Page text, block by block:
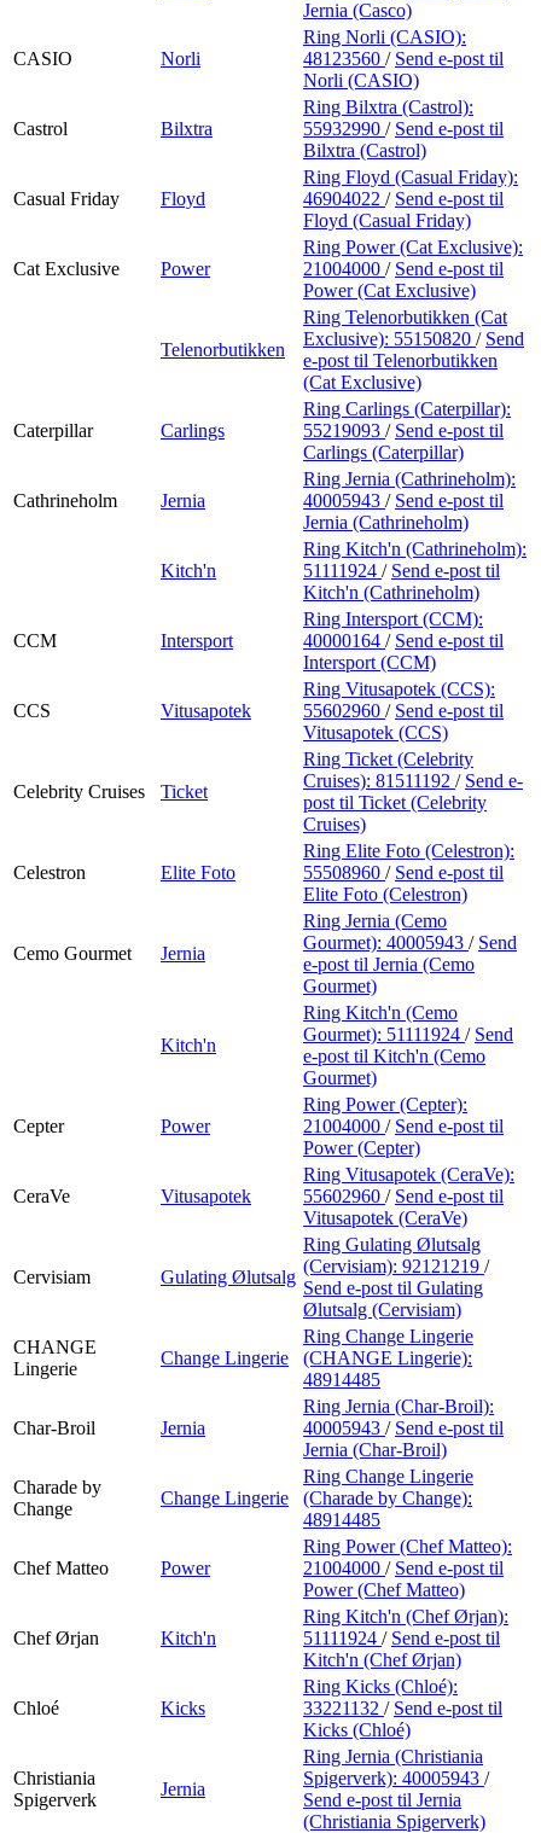
Jernia (Casco)
CASIO Norli
Ring Norli (CASIO):
48123560 / Send e-post til
Norli (CASIO)
Castrol Bilxtra
Ring Bilxtra (Castrol):
55932990 / Send e-post til
Bilxtra (Castrol)
Casual Friday Floyd
Ring Floyd (Casual Friday):
46904022 / Send e-post til
Floyd (Casual Friday)
Cat Exclusive Power
Ring Power (Cat Exclusive):
21004000 / Send e-post til
Power (Cat Exclusive)
Telenorbutikken
Ring Telenorbutikken (Cat
Exclusive): 55150820 / Send
e-post til Telenorbutikken
(Cat Exclusive)
Caterpillar Carlings
Ring Carlings (Caterpillar):
55219093 / Send e-post til
Carlings (Caterpillar)
Cathrineholm Jernia
Ring Jernia (Cathrineholm):
40005943 / Send e-post til
Jernia (Cathrineholm)
Kitch'n
Ring Kitch'n (Cathrineholm):
51111924 / Send e-post til
Kitch'n (Cathrineholm)
CCM Intersport
Ring Intersport (CCM):
40000164 / Send e-post til
Intersport (CCM)
CCS Vitusapotek
Ring Vitusapotek (CCS):
55602960 / Send e-post til
Vitusapotek (CCS)
Celebrity Cruises Ticket
Ring Ticket (Celebrity
Cruises): 81511192 / Send e-
post til Ticket (Celebrity
Cruises)
Celestron Elite Foto
Ring Elite Foto (Celestron):
55508960 / Send e-post til
Elite Foto (Celestron)
Cemo Gourmet Jernia
Ring Jernia (Cemo
Gourmet): 40005943 / Send
e-post til Jernia (Cemo
Gourmet)
Kitch'n
Ring Kitch'n (Cemo
Gourmet): 51111924 / Send
e-post til Kitch'n (Cemo
Gourmet)
Cepter Power
Ring Power (Cepter):
21004000 / Send e-post til
Power (Cepter)
CeraVe Vitusapotek
Ring Vitusapotek (CeraVe):
55602960 / Send e-post til
Vitusapotek (CeraVe)
Cervisiam Gulating Ølutsalg
Ring Gulating Ølutsalg
(Cervisiam): 92121219 /
Send e-post til Gulating
Ølutsalg (Cervisiam)
CHANGE
Lingerie
Change Lingerie
Ring Change Lingerie
(CHANGE Lingerie):
48914485
Char-Broil Jernia
Ring Jernia (Char-Broil):
40005943 / Send e-post til
Jernia (Char-Broil)
Charade by
Change
Change Lingerie
Ring Change Lingerie
(Charade by Change):
48914485
Chef Matteo Power
Ring Power (Chef Matteo):
21004000 / Send e-post til
Power (Chef Matteo)
Chef Ørjan Kitch'n
Ring Kitch'n (Chef Ørjan):
51111924 / Send e-post til
Kitch'n (Chef Ørjan)
Chloé Kicks
Ring Kicks (Chloé):
33221132 / Send e-post til
Kicks (Chloé)
Christiania
Spigerverk
Jernia
Ring Jernia (Christiania
Spigerverk): 40005943 /
Send e-post til Jernia
(Christiania Spigerverk)